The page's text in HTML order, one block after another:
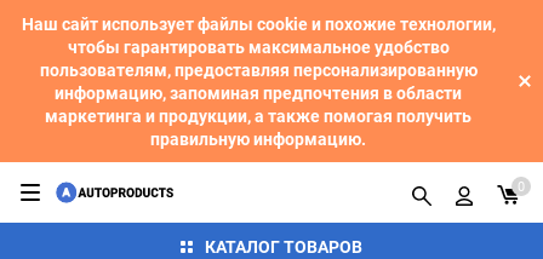
Наш сайт использует файлы cookie и похожие технологии,
чтобы гарантировать максимальное удобство
пользователям, предоставляя персонализированную
информацию, запоминая предпочтения в области
маркетинга и продукции, а также помогая получить
правильную информацию.
КАТАЛОГ ТОВАРОВ
0